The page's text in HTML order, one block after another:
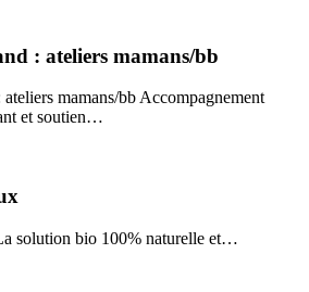
: ateliers mamans/bb
mamans/bb Accompagnement
et soutien…
solution bio 100% naturelle et…